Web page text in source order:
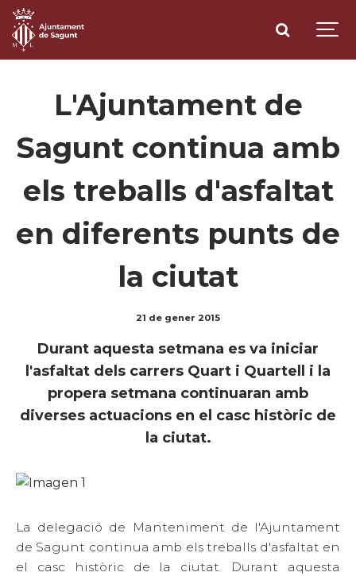
L'Ajuntament de
Sagunt continua amb
els treballs d'asfaltat
en diferents punts de
la ciutat
21 de gener 2015
Durant aquesta setmana es va iniciar
l'asfaltat dels carrers Quart i Quartell i la
propera setmana continuaran amb
diverses actuacions en el casc històric de
la ciutat.
La delegació de Manteniment de l'Ajuntament
de Sagunt continua amb els treballs d'asfaltat en
el casc històric de la ciutat. Durant aquesta